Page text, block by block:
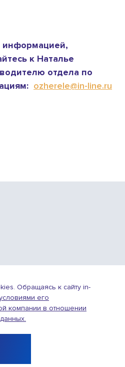
информацией,
к Наталье
отдела по
ozherele@in-line.ru
Обращаясь к сайту in-
его
компании в отношении